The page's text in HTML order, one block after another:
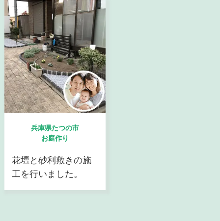
兵庫県たつの市
お庭作り
花壇と砂利敷きの施
工を行いました。